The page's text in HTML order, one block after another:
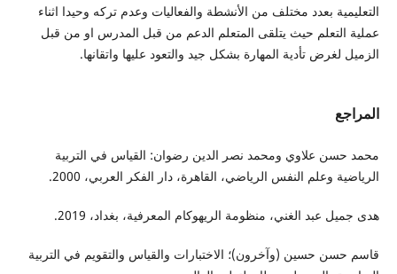
التعليمية بعدد مختلف من الأنشطة والفعاليات وعدم تركه وحيدا اثناء
عملية التعلم حيث يتلقى المتعلم الدعم من قبل المدرس او من قبل
الزميل لغرض تأدية المهارة بشكل جيد والتعود عليها واتقانها.
المراجع
محمد حسن علاوي ومحمد نصر الدين رضوان: القياس في التربية
الرياضية وعلم النفس الرياضي، القاهرة، دار الفكر العربي، 2000.
هدى جميل عبد الغني، منظومة الريهوكام المعرفية، بغداد، 2019.
قاسم حسن حسين (وآخرون)؛ الاختبارات والقياس والتقويم في التربية